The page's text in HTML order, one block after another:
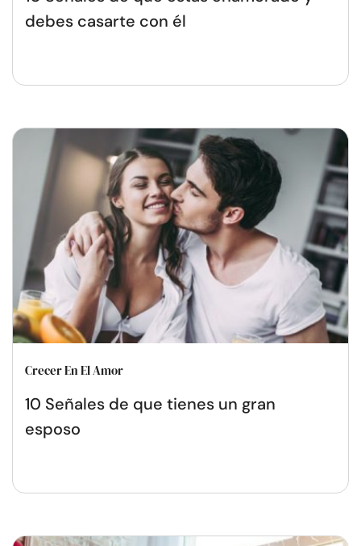
debes casarte con él
Crecer En El Amor
10 Señales de que tienes un gran
esposo